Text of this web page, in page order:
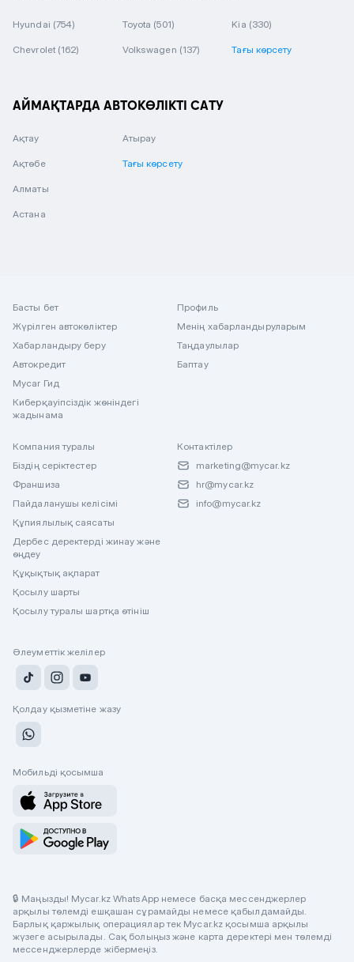
Hyundai (754) Toyota (501) Kia (330)
Chevrolet (162) Volkswagen (137) Тағы көрсету
АЙМАҚТАРДА АВТОКӨЛІКТІ САТУ
Ақтау
Ақтөбе
Алматы
Астана
Атырау
Тағы көрсету
Басты бет
Жүрілген автокөліктер
Хабарландыру беру
Автокредит
Mycar Гид
Киберқауіпсіздік жөніндегі
жадынама
Профиль
Менің хабарландыруларым
Таңдаулылар
Баптау
Компания туралы
Біздің серіктестер
Франшиза
Пайдаланушы келісімі
Құпиялылық саясаты
Дербес деректерді жинау және
өңдеу
Құқықтық ақпарат
Қосылу шарты
Қосылу туралы шартқа өтініш
Контактілер
marketing@mycar.kz
hr@mycar.kz
info@mycar.kz
Әлеуметтік желілер
Қолдау қызметіне жазу
Мобильді қосымша
🔒 Маңызды! Mycar.kz WhatsApp немесе басқа мессенджерлер
арқылы төлемді ешқашан сұрамайды немесе қабылдамайды.
Барлық қаржылық операциялар тек Mycar.kz қосымша арқылы
жүзеге асырылады. Сақ болыңыз және карта деректері мен төлемді
мессенджерлерде жібермеңіз.